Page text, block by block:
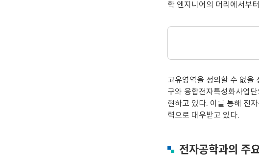
학 엔지니어의 머리에서부
고유영역을 정의할 수 없을
구와 융합전자특성화사업
현하고 있다. 이를 통해 전
력으로 대우받고 있다.
전자공학과의 주